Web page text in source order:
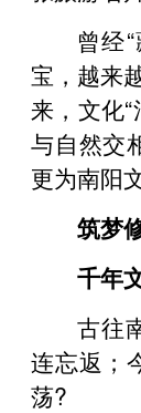
曾经
宝，越来
来，文化
与自然交
更为南阳
筑梦
千年
古往
连忘返；
荡?